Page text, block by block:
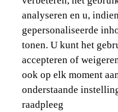
Waarborgen &
Ontdek Lexus
Wettelijke vermelding
analyseren en u,
gepersonaliseerde
tonen. U kunt het
accepteren of
ook op elk moment
onderstaande
raadpleeg